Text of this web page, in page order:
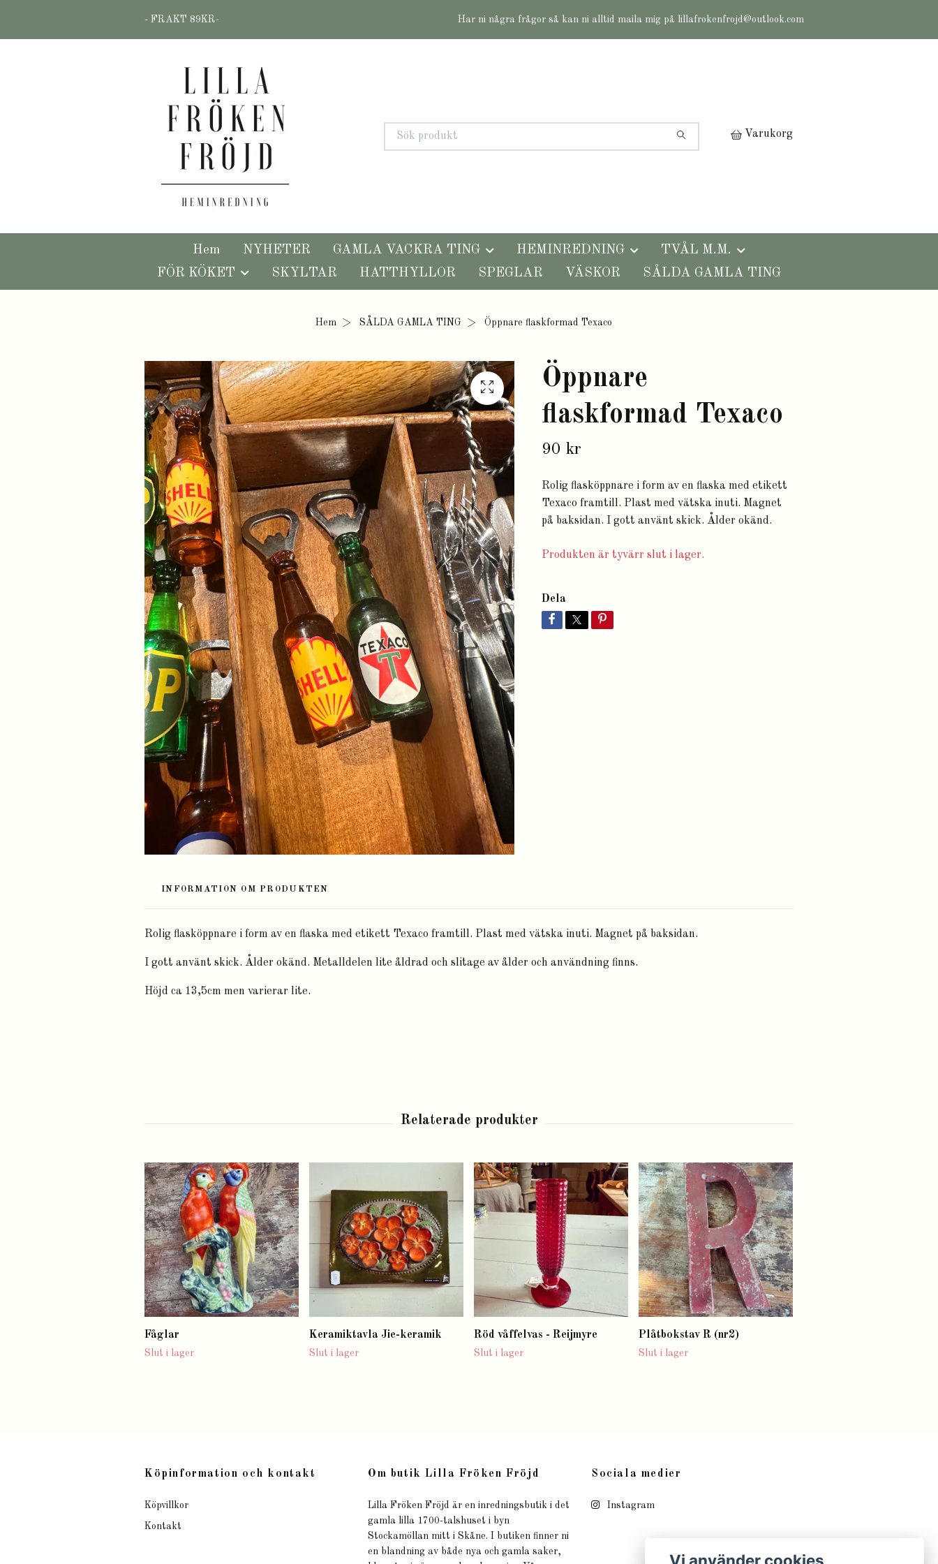
- FRAKT 89KR- Har ni några frågor så kan ni alltid maila mig på lillafrokenfrojd@outlook.com
Varukorg
Hem NYHETER GAMLA VACKRA TING HEMINREDNING
TVÅL M.M.
FÖR KÖKET
SKYLTAR HATTHYLLOR SPEGLAR VÄSKOR SÅLDA GAMLA TING
Hem SÅLDA GAMLA TING Öppnare flaskformad Texaco
Öppnare
flaskformad Texaco
90 kr
Rolig flasköppnare i form av en flaska med etikett
Texaco framtill. Plast med vätska inuti. Magnet
på baksidan. I gott använt skick. Ålder okänd.
Produkten är tyvärr slut i lager.
Dela
INFORMATION OM PRODUKTEN
Rolig flasköppnare i form av en flaska med etikett Texaco framtill. Plast med vätska inuti. Magnet på baksidan.
I gott använt skick. Ålder okänd. Metalldelen lite åldrad och slitage av ålder och användning finns.
Höjd ca 13,5cm men varierar lite.
Fåglar
Slut i lager
Keramiktavla Jie-keramik
Slut i lager
Röd våffelvas - Reijmyre
Slut i lager
Plåtbokstav R (nr2)
Slut i lager
Köpinformation och kontakt
Köpvillkor
Kontakt
Om butik Lilla Fröken Fröjd
Lilla Fröken Fröjd är en inredningsbutik i det
gamla lilla 1700-talshuset i byn
Stockamöllan mitt i Skåne. I butiken finner ni
en blandning av både nya och gamla saker,
Sociala medier
Instagram
Vi använder cookies